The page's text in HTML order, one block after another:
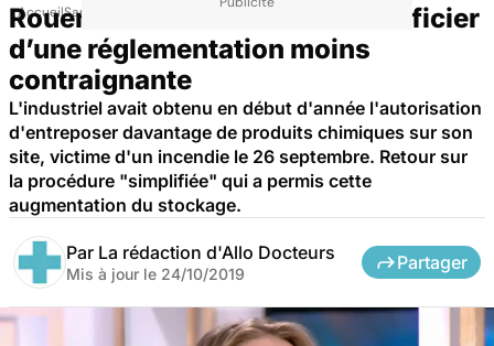
AccueilSanté
Rouen : Lubrizol venait de bénéficier
d’une réglementation moins
contraignante
L'industriel avait obtenu en début d'année l'autorisation
d'entreposer davantage de produits chimiques sur son
site, victime d'un incendie le 26 septembre. Retour sur
la procédure "simplifiée" qui a permis cette
augmentation du stockage.
Par La rédaction d'Allo Docteurs
Mis à jour le 24/10/2019
Partager